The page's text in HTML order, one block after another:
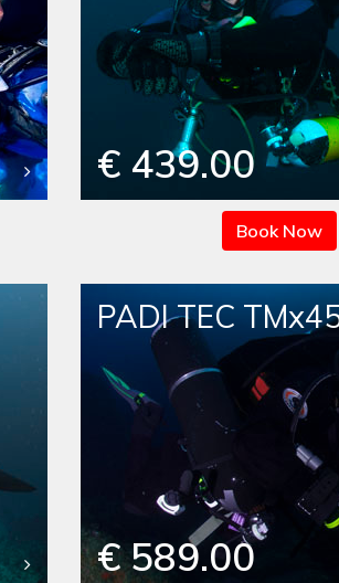
€ 439.00
Book Now
PADI TEC
€ 589.00